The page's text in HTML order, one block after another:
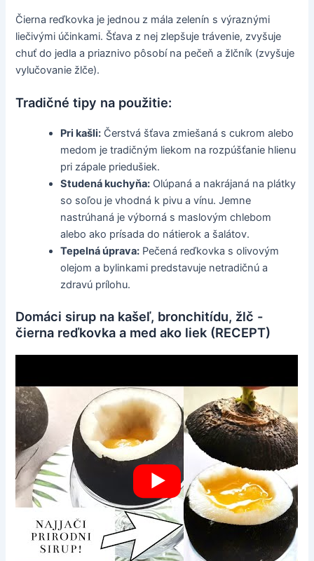
Čierna reďkovka je jednou z mála zelenín s výraznými
liečivými účinkami. Šťava z nej zlepšuje trávenie, zvyšuje
chuť do jedla a priaznivo pôsobí na pečeň a žlčník (zvyšuje
vylučovanie žlče).
Tradičné tipy na použitie:
Pri kašli: Čerstvá šťava zmiešaná s cukrom alebo
medom je tradičným liekom na rozpúšťanie hlienu
pri zápale priedušiek.
Studená kuchyňa: Olúpaná a nakrájaná na plátky
so soľou je vhodná k pivu a vínu. Jemne
nastrúhaná je výborná s maslovým chlebom
alebo ako prísada do nátierok a šalátov.
Tepelná úprava: Pečená reďkovka s olivovým
olejom a bylinkami predstavuje netradičnú a
zdravú prílohu.
Domáci sirup na kašeľ, bronchitídu, žlč -
čierna reďkovka a med ako liek (RECEPT)